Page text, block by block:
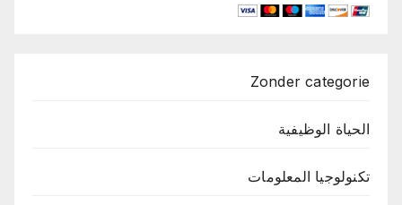
Zonder categorie
الحياة الوظيفية
تكنولوجيا المعلومات